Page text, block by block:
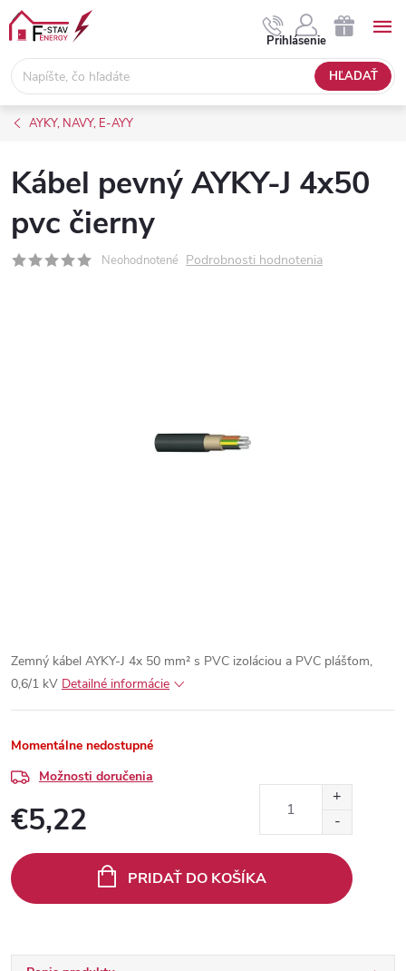
Prejsť
obsah
HĽADAŤ
Prihlásenie
NÁKUPNÝ
KOŠÍK
AYKY, NAVY, E-AYY
Kábel pevný AYKY-J 4x50
pvc čierny
Neohodnotené Podrobnosti hodnotenia
Zemný kábel AYKY-J 4x 50 mm² s PVC izoláciou a PVC plášťom,
0,6/1 kV Detailné informácie
Momentálne nedostupné
Možnosti doručenia
€5,22
cena:
PRIDAŤ DO KOŠÍKA